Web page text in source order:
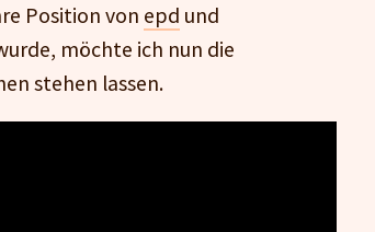
Position von epd und
möchte ich nun die
stehen lassen.